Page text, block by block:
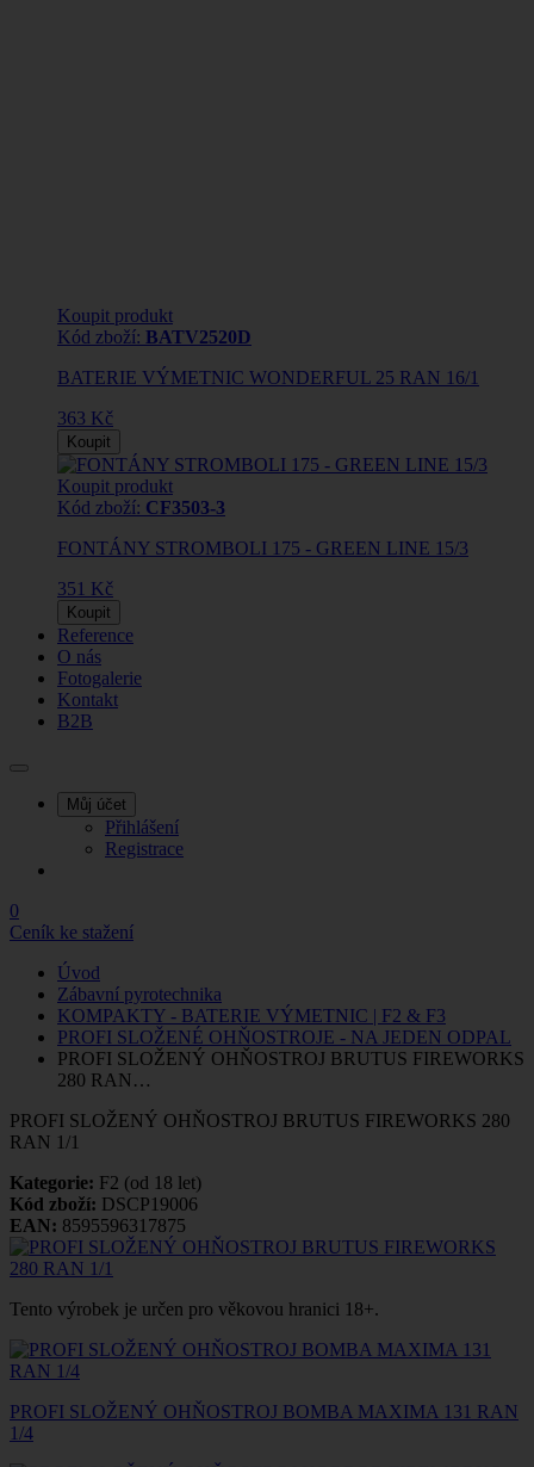
Koupit produkt
Kód zboží: BATV2520D
BATERIE VÝMETNIC WONDERFUL 25 RAN 16/1
363 Kč
Koupit
Koupit produkt
Kód zboží: CF3503-3
FONTÁNY STROMBOLI 175 - GREEN LINE 15/3
351 Kč
Koupit
Reference
O nás
Fotogalerie
Kontakt
B2B
Můj účet
Přihlášení
Registrace
0
Ceník ke stažení
Úvod
Zábavní pyrotechnika
KOMPAKTY - BATERIE VÝMETNIC | F2 & F3
PROFI SLOŽENÉ OHŇOSTROJE - NA JEDEN ODPAL
PROFI SLOŽENÝ OHŇOSTROJ BRUTUS FIREWORKS
280 RAN…
PROFI SLOŽENÝ OHŇOSTROJ BRUTUS FIREWORKS 280
RAN 1/1
Kategorie: F2 (od 18 let)
Kód zboží: DSCP19006
EAN: 8595596317875
Tento výrobek je určen pro věkovou hranici 18+.
PROFI SLOŽENÝ OHŇOSTROJ BOMBA MAXIMA 131 RAN
1/4